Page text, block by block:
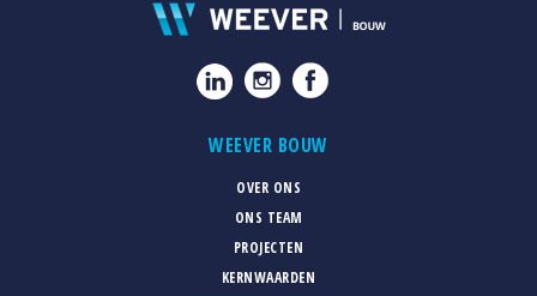
WEEVER BOUW
OVER ONS
ONS TEAM
PROJECTEN
KERNWAARDEN